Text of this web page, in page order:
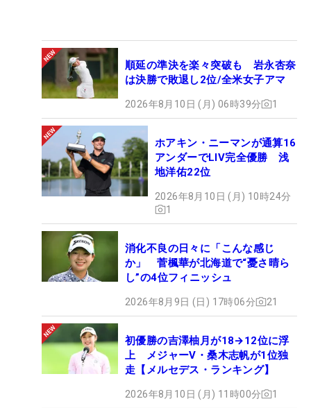
順延の準決を楽々突破も 岩永杏奈
は決勝で敗退し2位/全米女子アマ
2026年8月10日 (月) 06時39分 1
ホアキン・ニーマンが通算16
アンダーでLIV完全優勝 浅
地洋佑22位
2026年8月10日 (月) 10時24分
1
消化不良の日々に「こんな感じ
か」 菅楓華が北海道で“憂さ晴ら
し”の4位フィニッシュ
2026年8月9日 (日) 17時06分 21
初優勝の吉澤柚月が18→12位に浮
上 メジャーV・桑木志帆が1位独
走【メルセデス・ランキング】
2026年8月10日 (月) 11時00分 1